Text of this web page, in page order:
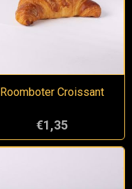
Roomboter Croissant
€1,35